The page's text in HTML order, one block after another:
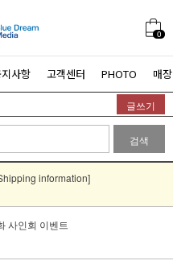
0
사항 고객센터 PHOTO 매
글쓰기
검색
information]
사인회 이벤트